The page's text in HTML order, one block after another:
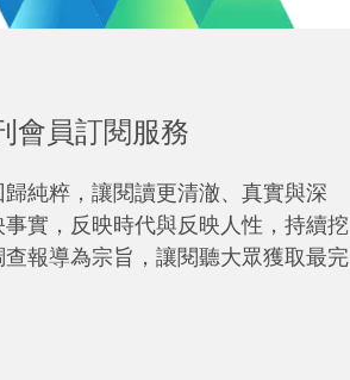
會員訂閱服務
純粹，讓閱讀更清澈、真實與深
實，反映時代與反映人性，持續挖
報導為宗旨，讓閱聽大眾獲取最完